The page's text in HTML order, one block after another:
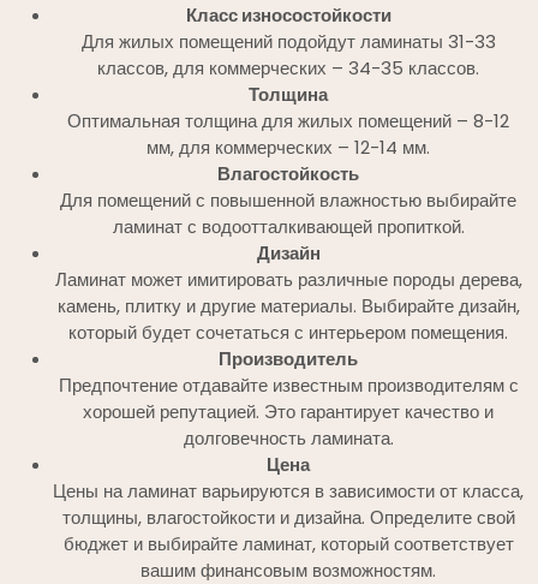
Класс износостойкости
Для жилых помещений подойдут ламинаты 31-33
классов, для коммерческих – 34-35 классов.
Толщина
Оптимальная толщина для жилых помещений – 8-12
мм, для коммерческих – 12-14 мм.
Влагостойкость
Для помещений с повышенной влажностью выбирайте
ламинат с водоотталкивающей пропиткой.
Дизайн
Ламинат может имитировать различные породы дерева,
камень, плитку и другие материалы. Выбирайте дизайн,
который будет сочетаться с интерьером помещения.
Производитель
Предпочтение отдавайте известным производителям с
хорошей репутацией. Это гарантирует качество и
долговечность ламината.
Цена
Цены на ламинат варьируются в зависимости от класса,
толщины, влагостойкости и дизайна. Определите свой
бюджет и выбирайте ламинат, который соответствует
вашим финансовым возможностям.